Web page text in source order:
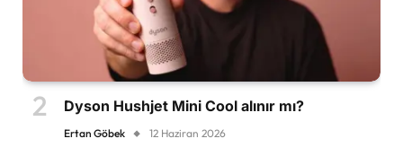
Dyson Hushjet Mini Cool alınır mı?
Ertan Göbek 12 Haziran 2026